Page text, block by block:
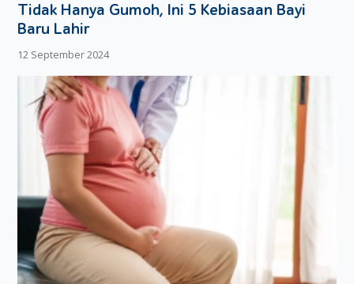
Tidak Hanya Gumoh, Ini 5 Kebiasaan Bayi
Baru Lahir
12 September 2024